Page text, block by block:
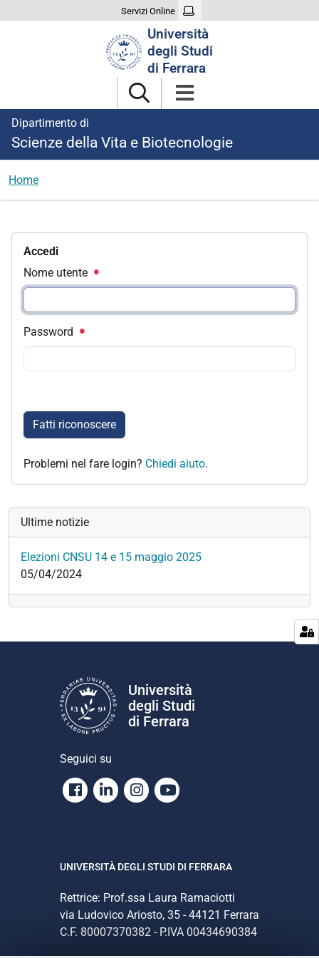
Servizi Online
Università
degli Studi
di Ferrara
Dipartimento di
Scienze della Vita e Biotecnologie
Home
Accedi
Nome utente
Password
Fatti riconoscere
Problemi nel fare login? Chiedi aiuto.
Ultime notizie
Elezioni CNSU 14 e 15 maggio 2025
05/04/2024
Università
degli Studi
di Ferrara
Seguici su
Facebook
LinkedinInstagram
Youtube
UNIVERSITÀ DEGLI STUDI DI FERRARA
Rettrice: Prof.ssa Laura Ramaciotti
via Ludovico Ariosto, 35 - 44121 Ferrara
C.F. 80007370382 - P.IVA 00434690384